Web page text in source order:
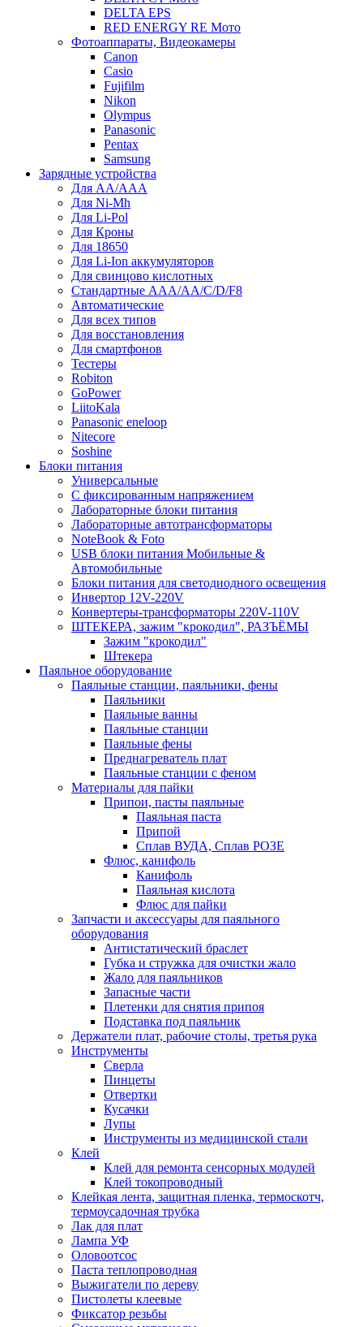
DELTA EPS
RED ENERGY RE Мото
Фотоаппараты, Видеокамеры
Canon
Casio
Fujifilm
Nikon
Olympus
Panasonic
Pentax
Samsung
Зарядные устройства
Для AA/AAA
Для Ni-Mh
Для Li-Pol
Для Кроны
Для 18650
Для Li-Ion аккумуляторов
Для свинцово кислотных
Стандартные ААА/АА/С/D/F8
Автоматические
Для всех типов
Для восстановления
Для смартфонов
Тестеры
Robiton
GoPower
LiitoKala
Panasonic eneloop
Nitecore
Soshine
Блоки питания
Универсальные
C фиксированным напряжением
Лабораторные блоки питания
Лабораторные автотрансформаторы
NoteBook & Foto
USB блоки питания Мобильные &
Автомобильные
Блоки питания для светодиодного освещения
Инвертор 12V-220V
Конвертеры-трансформаторы 220V-110V
ШТЕКЕРА, зажим "крокодил", РАЗЪЁМЫ
Зажим "крокодил"
Штекера
Паяльное оборудование
Паяльные станции, паяльники, фены
Паяльники
Паяльные ванны
Паяльные станции
Паяльные фены
Преднагреватель плат
Паяльные станции с феном
Материалы для пайки
Припои, пасты паяльные
Паяльная паста
Припой
Сплав ВУДА, Сплав РОЗЕ
Флюс, канифоль
Канифоль
Паяльная кислота
Флюс для пайки
Запчасти и аксессуары для паяльного
оборудования
Антистатический браслет
Губка и стружка для очистки жало
Жало для паяльников
Запасные части
Плетенки для снятия припоя
Подставка под паяльник
Держатели плат, рабочие столы, третья рука
Инструменты
Сверла
Пинцеты
Отвертки
Кусачки
Лупы
Инструменты из медицинской стали
Клей
Клей для ремонта сенсорных модулей
Клей токопроводный
Клейкая лента, защитная пленка, термоскотч,
термоусадочная трубка
Лак для плат
Лампа УФ
Оловоотсос
Паста теплопроводная
Выжигатели по дереву
Пистолеты клеевые
Фиксатор резьбы